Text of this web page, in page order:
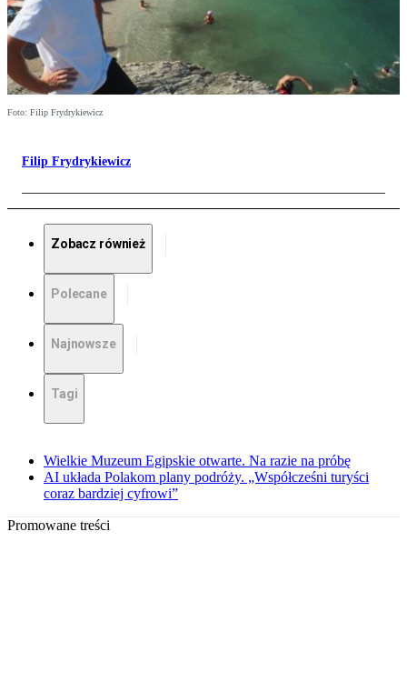
Foto: Filip Frydrykiewicz
Filip Frydrykiewicz
Zobacz również
Polecane
Najnowsze
Tagi
Wielkie Muzeum Egipskie otwarte. Na razie na próbę
AI układa Polakom plany podróży. „Współcześni turyści
coraz bardziej cyfrowi”
Promowane treści